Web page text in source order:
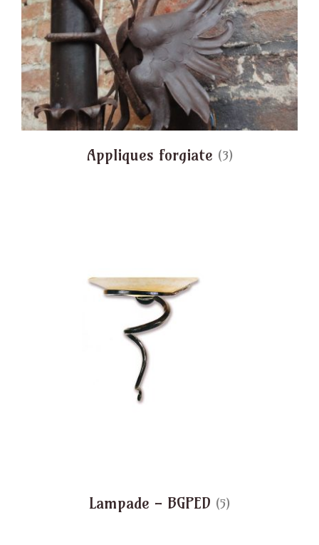
Appliques forgiate (3)
Lampade - BGPED (5)